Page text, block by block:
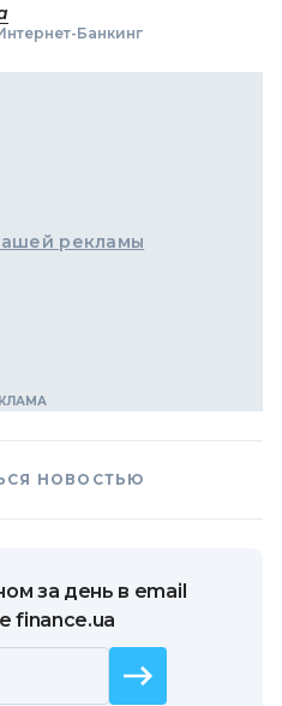
Банкинг
рекламы
НОВОСТЬЮ
за день в email
finance.ua